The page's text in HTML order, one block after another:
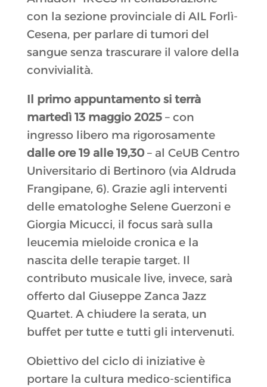
con la sezione provinciale di AIL Forlì-
Cesena, per parlare di tumori del
sangue senza trascurare il valore della
convivialità.
Il primo appuntamento si terrà
martedì 13 maggio 2025– con
ingresso libero ma rigorosamente
dalle ore 19 alle 19,30– al CeUB Centro
Universitario di Bertinoro (via Aldruda
Frangipane, 6). Grazie agli interventi
delle ematologhe Selene Guerzoni e
Giorgia Micucci, il focus sarà sulla
leucemia mieloide cronica e la
nascita delle terapie target. Il
contributo musicale live, invece, sarà
offerto dal Giuseppe Zanca Jazz
Quartet. A chiudere la serata, un
buffet per tutte e tutti gli intervenuti.
Obiettivo del ciclo di iniziative è
portare la cultura medico-scientifica